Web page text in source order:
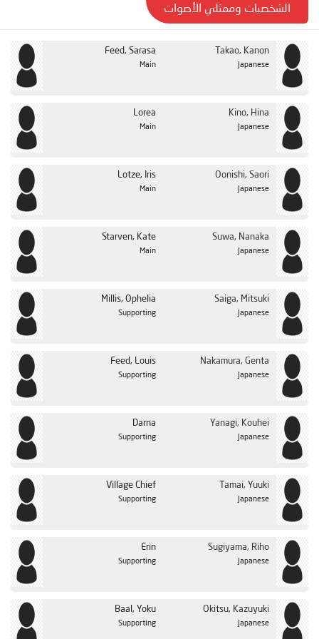
الشخصيات وممثلي الأصوات
Feed, Sarasa
Main
Takao, Kanon
Japanese
Lorea
Main
Kino, Hina
Japanese
Lotze, Iris
Main
Oonishi, Saori
Japanese
Starven, Kate
Main
Suwa, Nanaka
Japanese
Millis, Ophelia
Supporting
Saiga, Mitsuki
Japanese
Feed, Louis
Supporting
Nakamura, Genta
Japanese
Darna
Supporting
Yanagi, Kouhei
Japanese
Village Chief
Supporting
Tamai, Yuuki
Japanese
Erin
Supporting
Sugiyama, Riho
Japanese
Baal, Yoku
Supporting
Okitsu, Kazuyuki
Japanese